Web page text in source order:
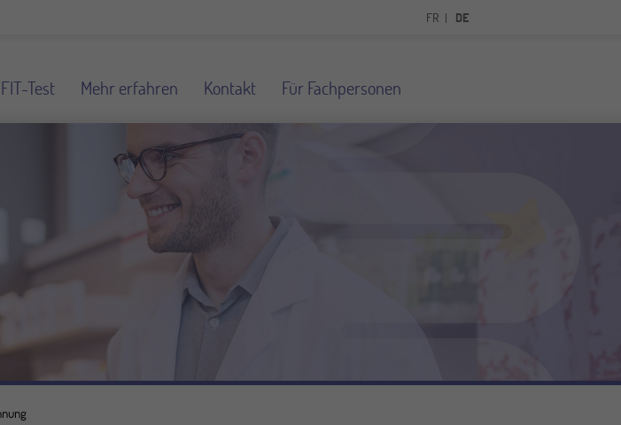
FR DE
FIT-Test Mehr erfahren Kontakt Für Fachpersonen